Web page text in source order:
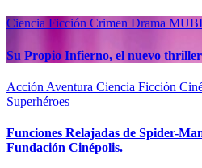
Ciencia Ficción Crimen Drama MUBI
Su Propio Infierno, el nuevo
Acción Aventura Ciencia Ficción
Superhéroes
Funciones Relajadas de Spider-
Fundación Cinépolis.